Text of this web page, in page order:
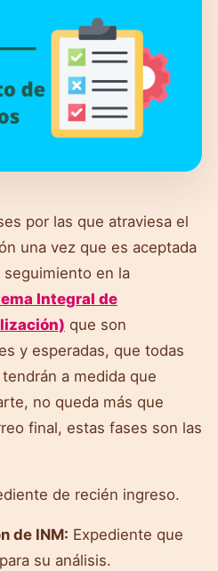
por las que atraviesa el
una vez que es aceptada
en la
Integral de
que son
y esperadas, que todas
a medida que
no queda más que
final, estas fases son las
de recién ingreso.
de INM: Expediente que
su análisis.